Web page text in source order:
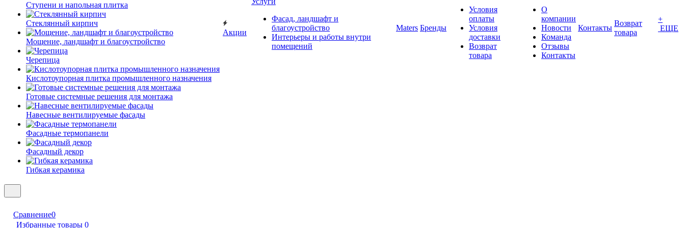
Ступени и напольная плитка
Cтеклянный кирпич
Мощение, ландшафт и благоустройство
Черепица
Кислотоупорная плитка промышленного назначения
Готовые системные решения для монтажа
Навесные вентилируемые фасады
Фасадные термопанели
Фасадный декор
Гибкая керамика
Акции
Фасад, ландшафт и
благоустройство
Интерьеры и работы внутри
помещений
Maters Бренды
Условия
оплаты
Условия
доставки
Возврат
товара
О
компании
Новости
Команда
Отзывы
Контакты
Контакты
Возврат
товара
+
ЕЩЕ
Сравнение0
Избранные товары 0